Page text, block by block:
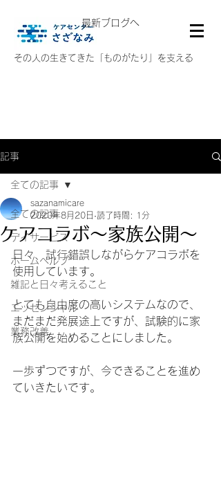
その人の生きてきた「ものがたり」を支える
最新ブログへ
記事
全ての記事
デイサービス
ホームヘルプ
雑記と日々考えること
エッセンシャル
業務改善
全ての記事
ケアコラボ～家族公開～
sazanamicare
2020年8月20日 読了時間: 1分
日々、試行錯誤しながらケアコラボを
使用しています。
とても自由度の高いシステムなので、
まだまだ発展途上ですが、試験的に家
族公開を始めることにしました。
一歩ずつですが、今できることを進め
ていきたいです。